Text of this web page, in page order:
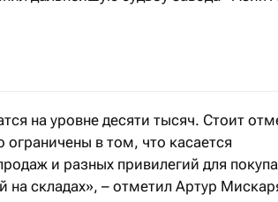
прессы (12–15 ноября)
на уровне десяти тысяч. Стоит
в том, что касается
и разных привилегий для
на складах», – отметил Артур